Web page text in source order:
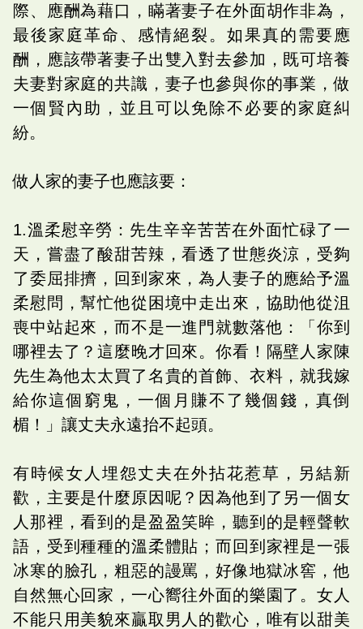
際、應酬為藉口，瞞著妻子在外面胡作非為，
最後家庭革命、感情絕裂。如果真的需要應
酬，應該帶著妻子出雙入對去參加，既可培養
夫妻對家庭的共識，妻子也參與你的事業，做
一個賢內助，並且可以免除不必要的家庭糾
紛。
做人家的妻子也應該要：
1.溫柔慰辛勞：先生辛辛苦苦在外面忙碌了一
天，嘗盡了酸甜苦辣，看透了世態炎涼，受夠
了委屈排擠，回到家來，為人妻子的應給予溫
柔慰問，幫忙他從困境中走出來，協助他從沮
喪中站起來，而不是一進門就數落他：「你到
哪裡去了？這麼晚才回來。你看！隔壁人家陳
先生為他太太買了名貴的首飾、衣料，就我嫁
給你這個窮鬼，一個月賺不了幾個錢，真倒
楣！」讓丈夫永遠抬不起頭。
有時候女人埋怨丈夫在外拈花惹草，另結新
歡，主要是什麼原因呢？因為他到了另一個女
人那裡，看到的是盈盈笑眸，聽到的是輕聲軟
語，受到種種的溫柔體貼；而回到家裡是一張
冰寒的臉孔，粗惡的謾罵，好像地獄冰窖，他
自然無心回家，一心嚮往外面的樂園了。女人
不能只用美貌來贏取男人的歡心，唯有以甜美